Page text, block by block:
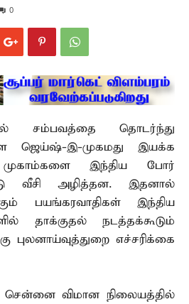
0
சம்பவத்தை தொடர்ந்து
ஜெய்ஷ்-இ-முகமது இயக்க
முகாம்களை இந்திய போர்
வீசி அழித்தன. இதனால்
பயங்கரவாதிகள் இந்திய
தாக்குதல் நடத்தக்கூடும்
புலனாய்வுத்துறை எச்சரிக்கை
விமான நிலையத்தில்